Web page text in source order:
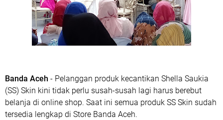
Banda Aceh - Pelanggan produk kecantikan Shella Saukia
(SS) Skin kini tidak perlu susah-susah lagi harus berebut
belanja di online shop. Saat ini semua produk SS Skin sudah
tersedia lengkap di Store Banda Aceh.